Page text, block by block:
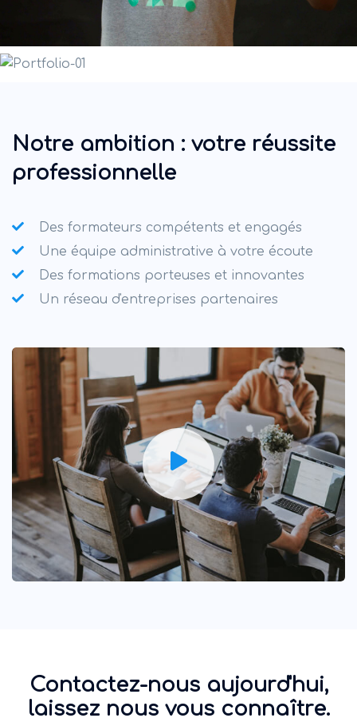
Notre ambition : votre réussite
professionnelle
Des formateurs compétents et engagés
Une équipe administrative à votre écoute
Des formations porteuses et innovantes
Un réseau d'entreprises partenaires
Contactez-nous aujourd'hui,
laissez nous vous connaître.